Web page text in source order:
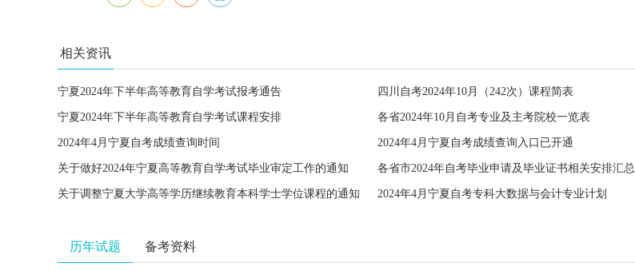
相关资讯
宁夏2024年下半年高等教育自学考试报考通告 四川自考2024年10月（242次）课程简表
宁夏2024年下半年高等教育自学考试课程安排 各省2024年10月自考专业及主考院校一览表
2024年4月宁夏自考成绩查询时间 2024年4月宁夏自考成绩查询入口已开通
关于做好2024年宁夏高等教育自学考试毕业审定工作的通知 各省市2024年自考毕业申请及毕业证书相关安排汇总
关于调整宁夏大学高等学历继续教育本科学士学位课程的通知 2024年4月宁夏自考专科大数据与会计专业计划
历年试题 备考资料